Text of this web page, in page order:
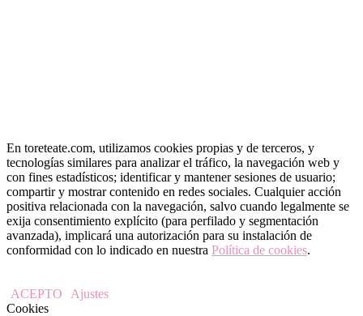
En toreteate.com, utilizamos cookies propias y de terceros, y
tecnologías similares para analizar el tráfico, la navegación web y
con fines estadísticos; identificar y mantener sesiones de usuario;
compartir y mostrar contenido en redes sociales. Cualquier acción
positiva relacionada con la navegación, salvo cuando legalmente se
exija consentimiento explícito (para perfilado y segmentación
avanzada), implicará una autorización para su instalación de
conformidad con lo indicado en nuestra Política de cookies.
ACEPTO
Ajustes
Cookies